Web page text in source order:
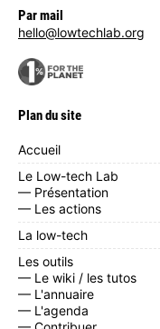
Par mail
hello@lowtechlab.org
Plan du site
Accueil
Le Low-tech Lab
— Présentation
— Les actions
La low-tech
Les outils
— Le wiki / les tutos
— L'annuaire
— L'agenda